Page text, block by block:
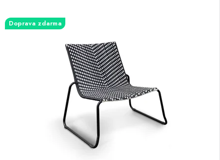
Doprava zdarma